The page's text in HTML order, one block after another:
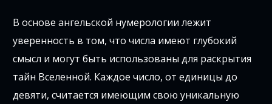
В основе ангельской нумерологии лежит
уверенность в том, что числа имеют глубокий
смысл и могут быть использованы для раскрытия
тайн Вселенной. Каждое число, от единицы до
девяти, считается имеющим свою уникальную